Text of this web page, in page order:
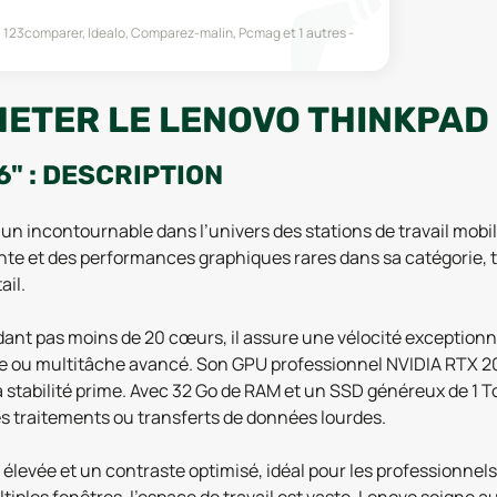
Idealo, Comparez-malin, Pcmaget 1 autres
LE LENOVO
: DESCRIPTION
un incontournable dans l’univers des stations de travail
et des performances graphiques rares dans sa catégorie,
pas moins de 20 cœurs, il assure une vélocité
multitâche avancé. Son GPU professionnel NVIDIA RTX
prime. Avec 32 Go de RAM et un SSD généreux de
traitements ou transferts de données lourdes.
et un contraste optimisé, idéal pour les